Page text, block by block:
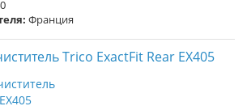
Франция
Trico ExactFit Rear EX405